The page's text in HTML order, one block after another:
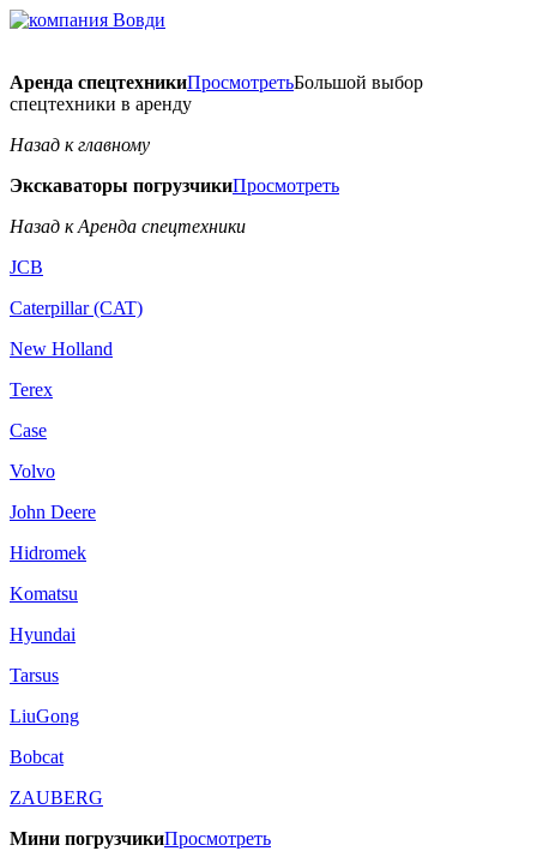
Аренда спецтехникиПросмотретьБольшой выбор
спецтехники в аренду
Назад к главному
Экскаваторы погрузчикиПросмотреть
Назад к Аренда спецтехники
JCB
Caterpillar (CAT)
New Holland
Terex
Case
Volvo
John Deere
Hidromek
Komatsu
Hyundai
Tarsus
LiuGong
Bobcat
ZAUBERG
Мини погрузчикиПросмотреть